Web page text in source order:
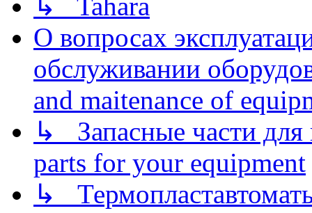
О вопросах
обслуживании
and maitenance of
↳ Запасные части для
parts for your equipment
↳